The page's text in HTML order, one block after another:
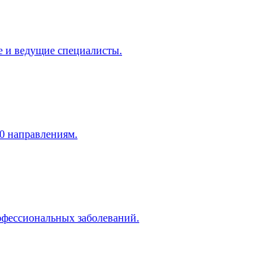
и ведущие специалисты.
направлениям.
заболеваний.